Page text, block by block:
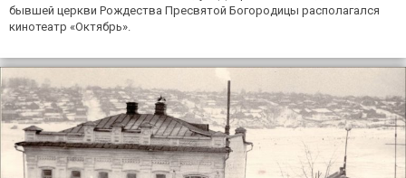
бывшей церкви Рождества Пресвятой Богородицы располагался
кинотеатр «Октябрь».